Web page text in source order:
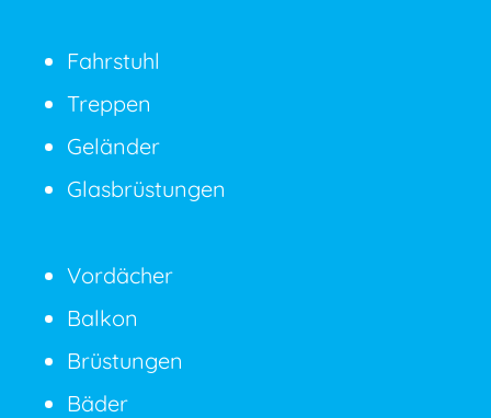
Fahrstuhl
Treppen
Geländer
Glasbrüstungen
Vordächer
Balkon
Brüstungen
Bäder